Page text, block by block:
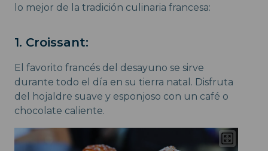
lo mejor de la tradición culinaria francesa:
1. Croissant:
El favorito francés del desayuno se sirve
durante todo el día en su tierra natal. Disfruta
del hojaldre suave y esponjoso con un café o
chocolate caliente.